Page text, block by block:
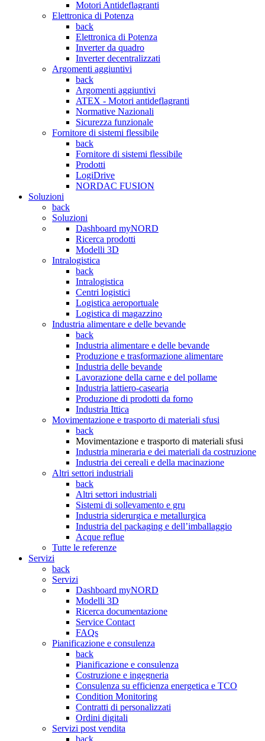
Motori Antideflagranti
Elettronica di Potenza
back
Elettronica di Potenza
Inverter da quadro
Inverter decentralizzati
Argomenti aggiuntivi
back
Argomenti aggiuntivi
ATEX - Motori antideflagranti
Normative Nazionali
Sicurezza funzionale
Fornitore di sistemi flessibile
back
Fornitore di sistemi flessibile
Prodotti
LogiDrive
NORDAC FUSION
Soluzioni
back
Soluzioni
Dashboard myNORD
Ricerca prodotti
Modelli 3D
Intralogistica
back
Intralogistica
Centri logistici
Logistica aeroportuale
Logistica di magazzino
Industria alimentare e delle bevande
back
Industria alimentare e delle bevande
Produzione e trasformazione alimentare
Industria delle bevande
Lavorazione della carne e del pollame
Industria lattiero-casearia
Produzione di prodotti da forno
Industria Ittica
Movimentazione e trasporto di materiali sfusi
back
Movimentazione e trasporto di materiali sfusi
Industria mineraria e dei materiali da costruzione
Industria dei cereali e della macinazione
Altri settori industriali
back
Altri settori industriali
Sistemi di sollevamento e gru
Industria siderurgica e metallurgica
Industria del packaging e dell’imballaggio
Acque reflue
Tutte le referenze
Servizi
back
Servizi
Dashboard myNORD
Modelli 3D
Ricerca documentazione
Service Contact
FAQs
Pianificazione e consulenza
back
Pianificazione e consulenza
Costruzione e ingegneria
Consulenza su efficienza energetica e TCO
Condition Monitoring
Contratti di personalizzati
Ordini digitali
Servizi post vendita
back